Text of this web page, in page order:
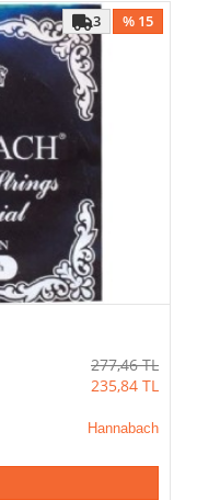
% 15
3
277,46 TL
235,84 TL
Hannabach